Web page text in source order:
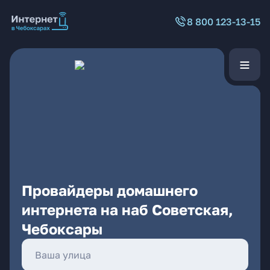
8 800 123-13-15
Провайдеры домашнего
интернета на наб Советская,
Чебоксары